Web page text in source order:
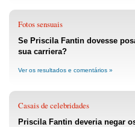
Fotos sensuais
Se Priscila Fantin dovesse
sua carriera?
Ver os resultados e comentários »
Casais de celebridades
Priscila Fantin deveria negar